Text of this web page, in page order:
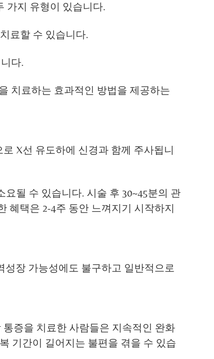
가지 유형이 있습니다.
료할 수 있습니다.
다.
치료하는 효과적인 방법을 제공하는
X선 유도하에 신경과 함께 주사됩니
될 수 있습니다. 시술 후 30~45분의 관
혜택은 2-4주 동안 느껴지기 시작하지
성장 가능성에도 불구하고 일반적으로
증을 치료한 사람들은 지속적인 완화
기간이 길어지는 불편을 겪을 수 있습